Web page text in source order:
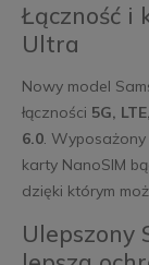
Łączność i
Ultra
Nowy model
łączności 5G,
6.0.
karty NanoSIM
dzięki którym
Ulepszony